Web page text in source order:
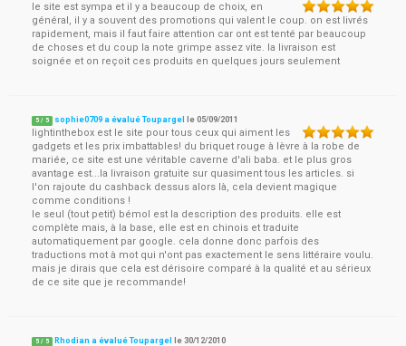
le site est sympa et il y a beaucoup de choix, en
général, il y a souvent des promotions qui valent le coup. on est livrés
rapidement, mais il faut faire attention car ont est tenté par beaucoup
de choses et du coup la note grimpe assez vite. la livraison est
soignée et on reçoit ces produits en quelques jours seulement
5 / 5 sophie0709 a évalué Toupargel le05/09/2011
lightinthebox est le site pour tous ceux qui aiment les
gadgets et les prix imbattables! du briquet rouge à lèvre à la robe de
mariée, ce site est une véritable caverne d'ali baba. et le plus gros
avantage est...la livraison gratuite sur quasiment tous les articles. si
l'on rajoute du cashback dessus alors là, cela devient magique
comme conditions !
le seul (tout petit) bémol est la description des produits. elle est
complète mais, à la base, elle est en chinois et traduite
automatiquement par google. cela donne donc parfois des
traductions mot à mot qui n'ont pas exactement le sens littéraire voulu.
mais je dirais que cela est dérisoire comparé à la qualité et au sérieux
de ce site que je recommande!
5 / 5 Rhodian a évalué Toupargel le30/12/2010